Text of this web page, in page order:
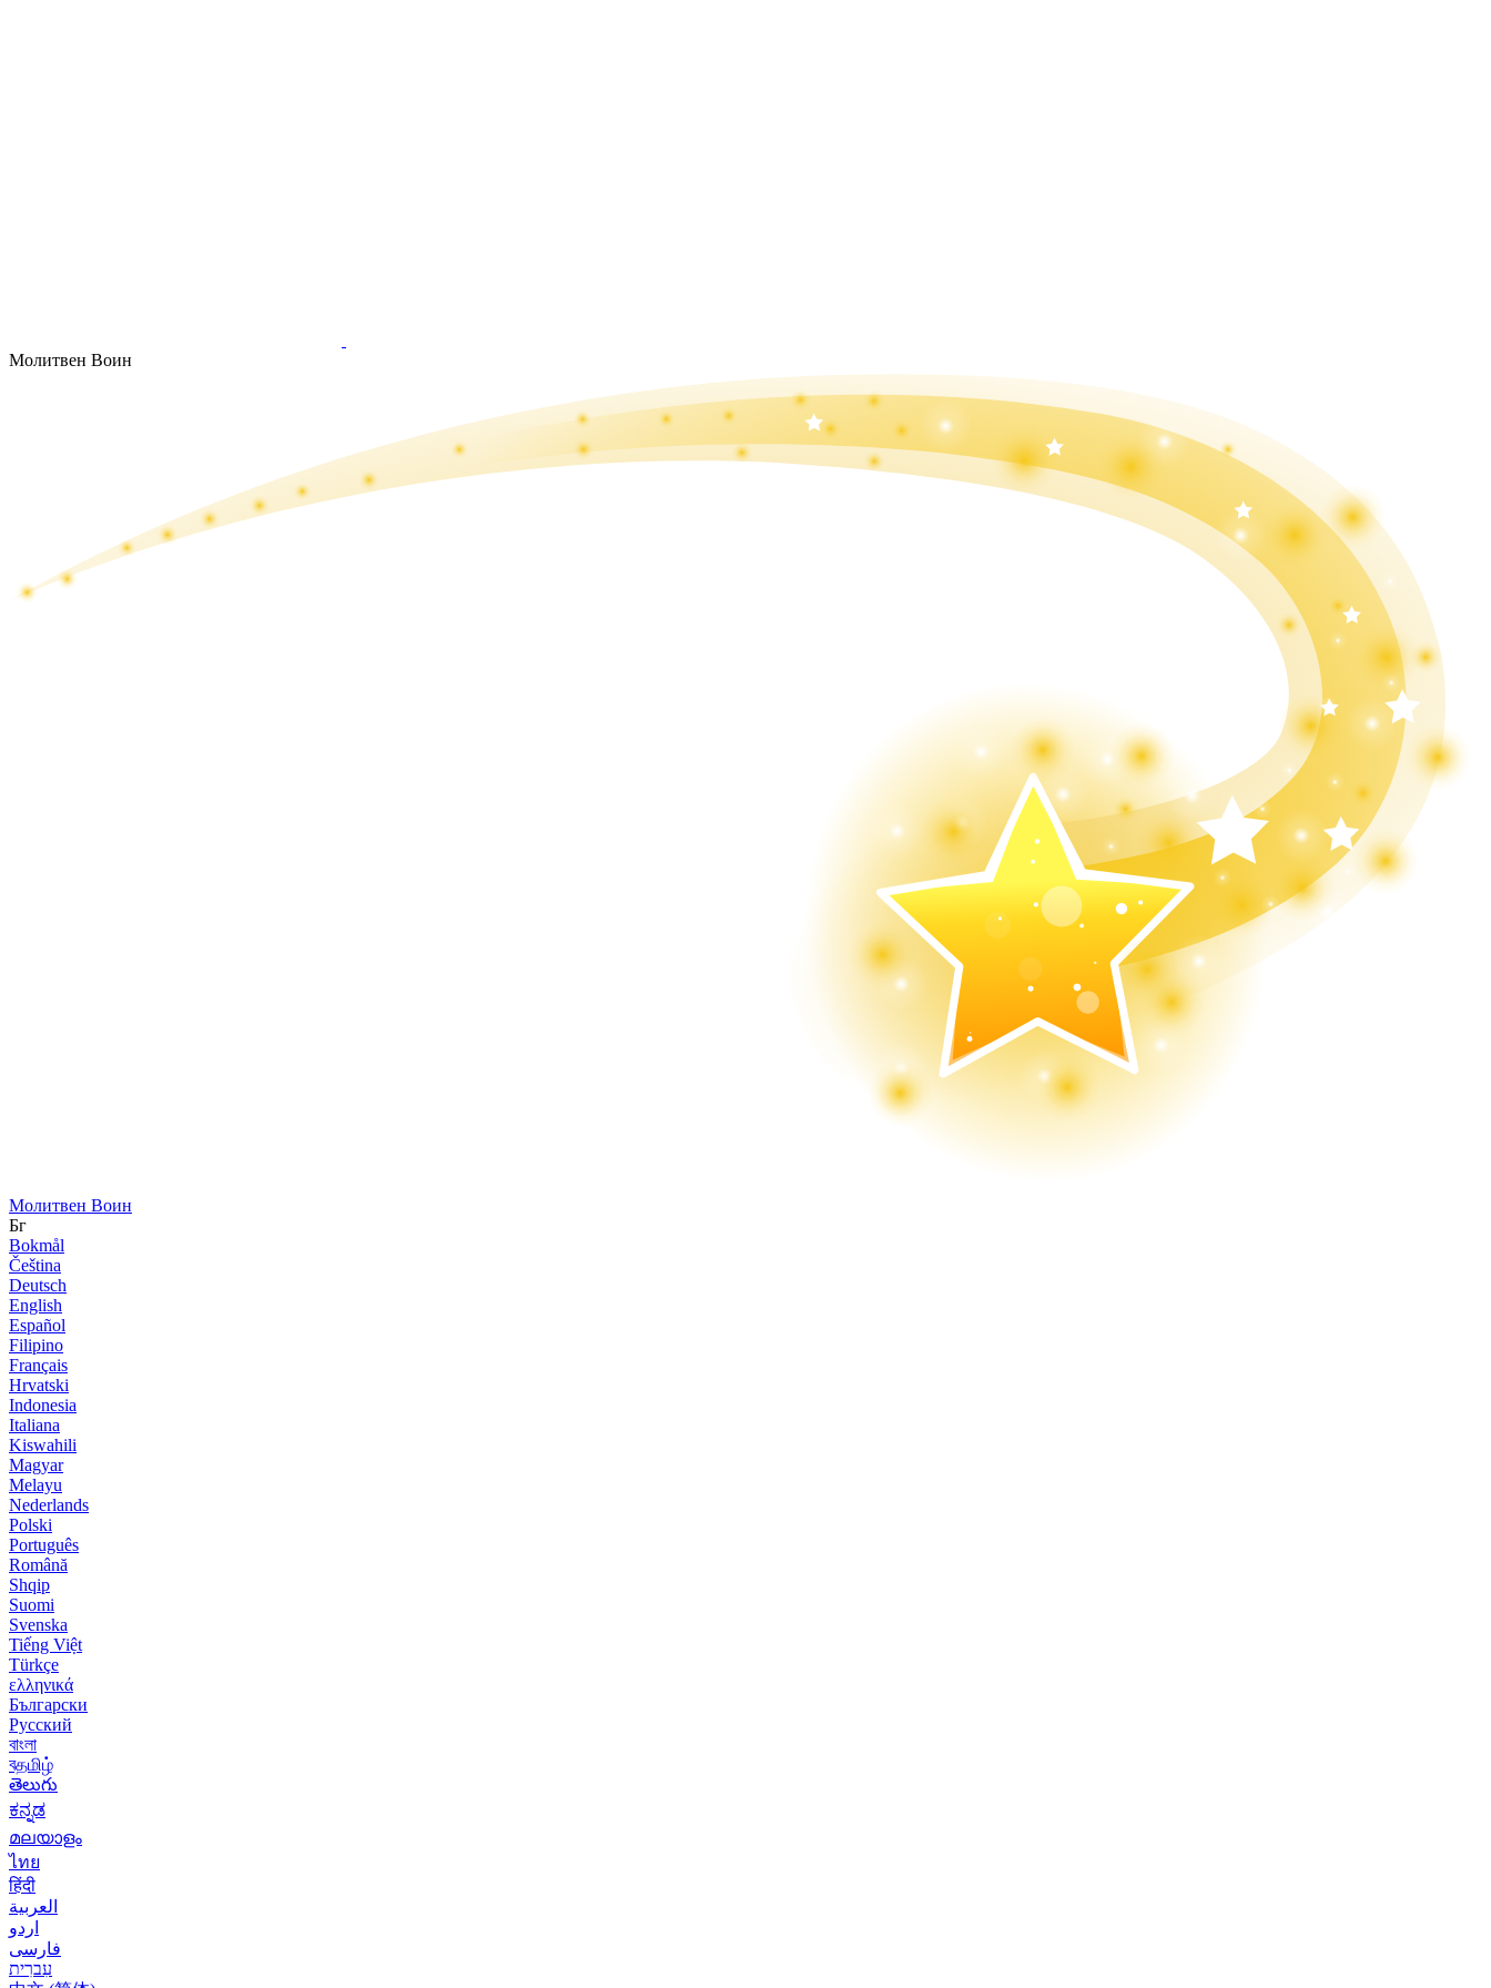
Молитвен Воин
Молитвен Воин
Бг
Bokmål
Čeština
Deutsch
English
Español
Filipino
Français
Hrvatski
Indonesia
Italiana
Kiswahili
Magyar
Melayu
Nederlands
Polski
Português
Română
Shqip
Suomi
Svenska
Tiếng Việt
Türkçe
ελληνικά
Български
Русский
বাংলা
বதமிழ்
తెలుగు
ಕನ್ನಡ
മലയാളം
ไทย
हिंदी
العربية
اردو
فارسی
עִברִית